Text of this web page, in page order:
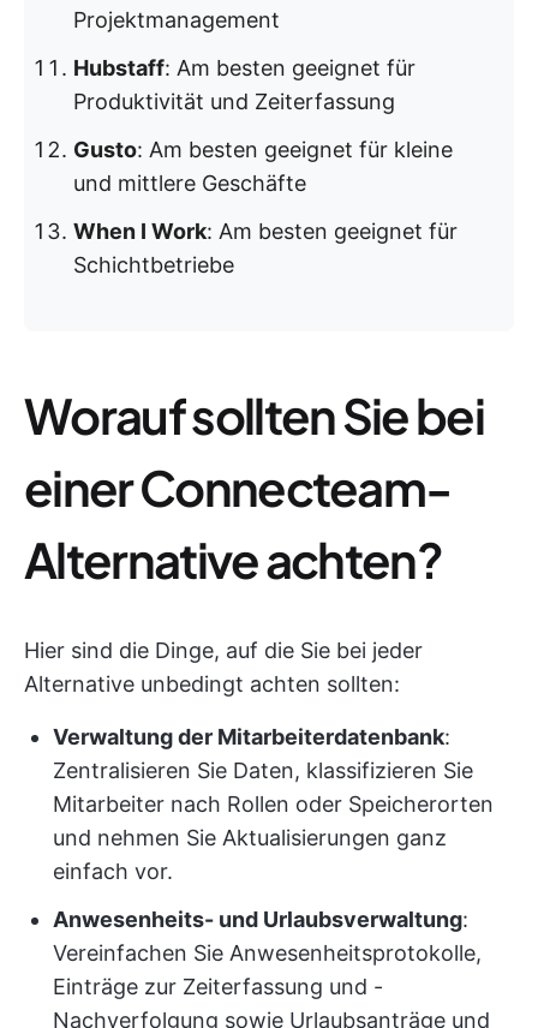
Projektmanagement
Hubstaff: Am besten geeignet für
Produktivität und Zeiterfassung
Gusto: Am besten geeignet für kleine
und mittlere Geschäfte
When I Work: Am besten geeignet für
Schichtbetriebe
Worauf sollten Sie bei
einer Connecteam-
Alternative achten?
Hier sind die Dinge, auf die Sie bei jeder
Alternative unbedingt achten sollten:
Verwaltung der Mitarbeiterdatenbank:
Zentralisieren Sie Daten, klassifizieren Sie
Mitarbeiter nach Rollen oder Speicherorten
und nehmen Sie Aktualisierungen ganz
einfach vor.
Anwesenheits- und Urlaubsverwaltung:
Vereinfachen Sie Anwesenheitsprotokolle,
Einträge zur Zeiterfassung und -
Nachverfolgung sowie Urlaubsanträge und